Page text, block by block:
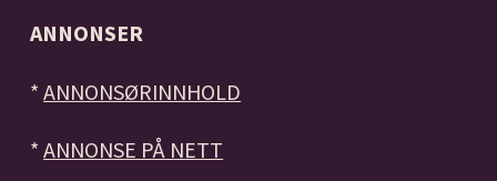
ANNONSER
*ANNONSØRINNHOLD
*ANNONSE PÅ NETT